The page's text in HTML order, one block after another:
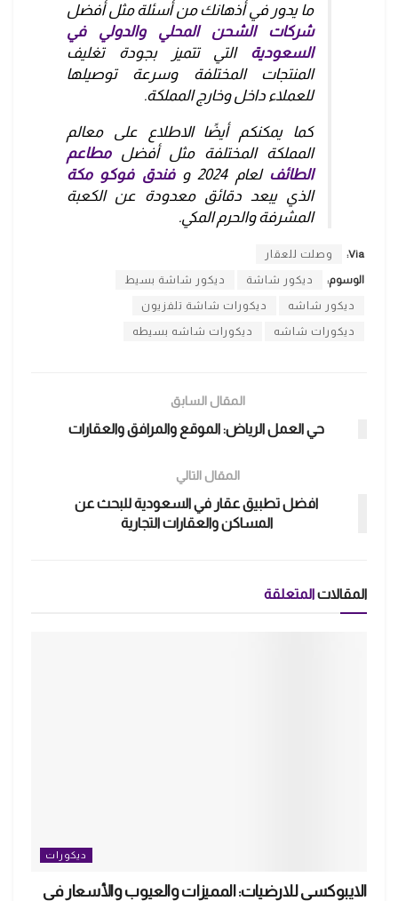
ما يدور في أذهانك من أسئلة مثل أفضل
شركات الشحن المحلي والدولي في
السعودية التي تتميز بجودة تغليف
المنتجات المختلفة وسرعة توصيلها
للعملاء داخل وخارج المملكة.
كما يمكنكم أيضًا الاطلاع على معالم
المملكة المختلفة مثل أفضلمطاعم
الطائف لعام 2024 و
فندق فوكو مكة
الذي يبعد دقائق معدودة عن الكعبة
المشرفة والحرم المكي.
Via: وصلت للعقار
الوسوم: ديكور شاشة ديكور شاشة بسيط
ديكور شاشه ديكورات شاشة تلفزيون
ديكورات شاشه ديكورات شاشه بسيطه
المقال السابق
حي العمل الرياض: الموقع والمرافق والعقارات
المقال التالي
افضل تطبيق عقار في السعودية للبحث عن
المساكن والعقارات التجارية
المقالاتالمتعلقة
ديكورات
الايبوكسي للارضيات: المميزات والعيوب والأسعار في